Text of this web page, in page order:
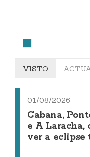
VISTO
01/08/2026
Cabana,
e A Laracha,
ver a eclipse